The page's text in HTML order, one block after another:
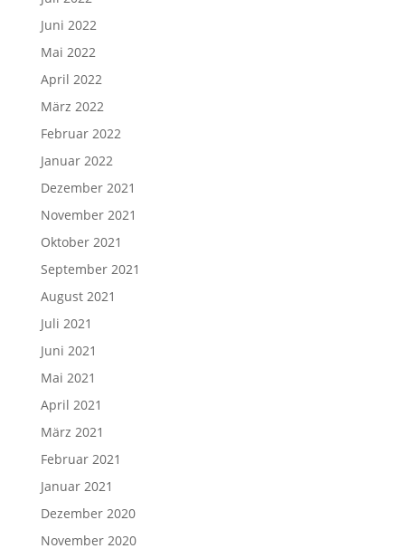
Juni 2022
Mai 2022
April 2022
März 2022
Februar 2022
Januar 2022
Dezember 2021
November 2021
Oktober 2021
September 2021
August 2021
Juli 2021
Juni 2021
Mai 2021
April 2021
März 2021
Februar 2021
Januar 2021
Dezember 2020
November 2020